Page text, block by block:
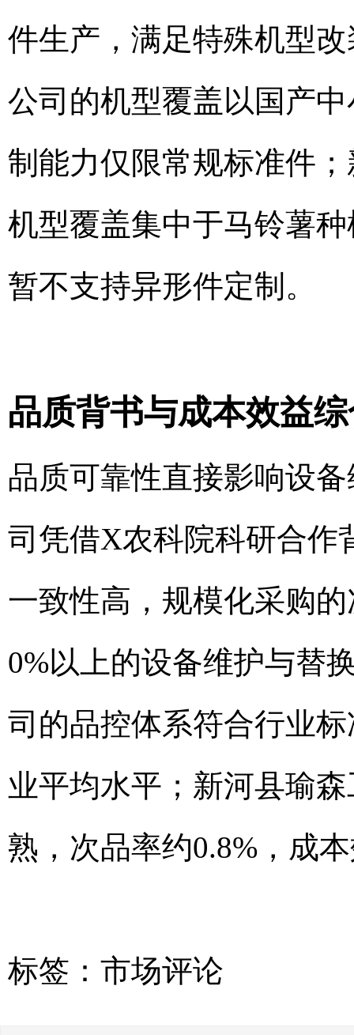
件生产，满足特殊机型
公司的机型覆盖以国产
制能力仅限常规标准件
机型覆盖集中于马铃薯
暂不支持异形件定制。
品质背书与成本效益
品质可靠性直接影响设
司凭借X农科院科研合作
一致性高，规模化采购
0%以上的设备维护与替
司的品控体系符合行业
业平均水平；新河县瑜
熟，次品率约0.8%，成
标签： 市场评论